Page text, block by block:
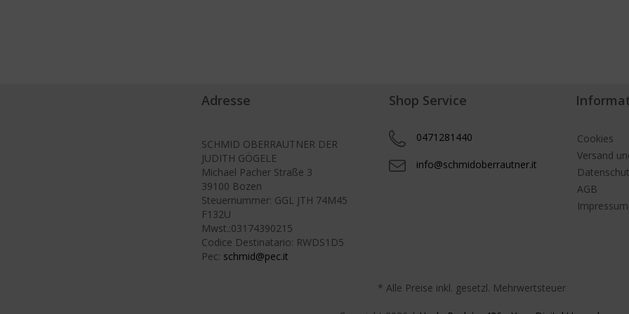
Adresse
SCHMID OBERRAUTNER DER
JUDITH GÖGELE
Michael Pacher Straße 3
39100 Bozen
Steuernummer: GGL JTH 74M45
F132U
Mwst.:03174390215
Codice Destinatario: RWDS1D5
Pec: schmid@pec.it
Shop Service
0471281440
info@schmidoberrautner.it
Cookies
Versand
AGB
Impressum
* Alle Preise inkl. gesetzl. Mehrwertsteuer